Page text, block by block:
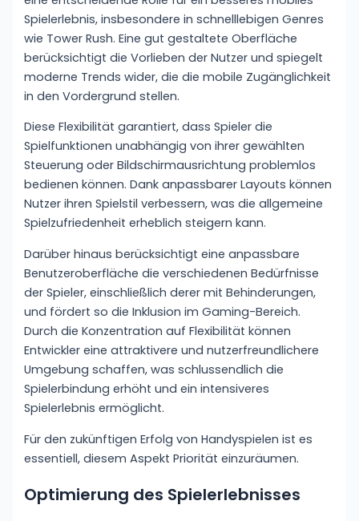
Spielerlebnis, insbesondere in schnelllebigen Genres
wie Tower Rush. Eine gut gestaltete Oberfläche
berücksichtigt die Vorlieben der Nutzer und spiegelt
moderne Trends wider, die die mobile Zugänglichkeit
in den Vordergrund stellen.
Diese Flexibilität garantiert, dass Spieler die
Spielfunktionen unabhängig von ihrer gewählten
Steuerung oder Bildschirmausrichtung problemlos
bedienen können. Dank anpassbarer Layouts können
Nutzer ihren Spielstil verbessern, was die allgemeine
Spielzufriedenheit erheblich steigern kann.
Darüber hinaus berücksichtigt eine anpassbare
Benutzeroberfläche die verschiedenen Bedürfnisse
der Spieler, einschließlich derer mit Behinderungen,
und fördert so die Inklusion im Gaming-Bereich.
Durch die Konzentration auf Flexibilität können
Entwickler eine attraktivere und nutzerfreundlichere
Umgebung schaffen, was schlussendlich die
Spielerbindung erhöht und ein intensiveres
Spielerlebnis ermöglicht.
Für den zukünftigen Erfolg von Handyspielen ist es
essentiell, diesem Aspekt Priorität einzuräumen.
Optimierung des Spielerlebnisses